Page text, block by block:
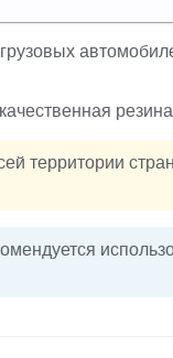
территории